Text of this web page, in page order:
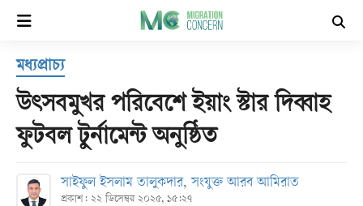
হোম
সর্বশেষ
বিভাগ
মধ্যপ্রাচ্য
উৎসবমুখর পরিবেশে ইয়াং স্টার দিব্বাহ
ফুটবল টুর্নামেন্ট অনুষ্ঠিত
সাইফুল ইসলাম তালুকদার, সংযুক্ত আরব আমিরাত
প্রকাশ: ২২ ডিসেম্বর ২০২৫, ১৫:২৭